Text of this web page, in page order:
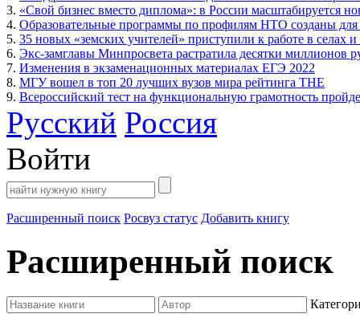
3. «Свой бизнес вместо диплома»: в России масштабируется
4. Образовательные программы по профилям НТО созданы для
5. 35 новых «земских учителей» приступили к работе в селах
6. Экс-замглавы Минпросвета растратила десятки миллионов
7. Изменения в экзаменационных материалах ЕГЭ 2022
8. МГУ вошел в топ 20 лучших вузов мира рейтинга THE
9. Всероссийский тест на функциональную грамотность
Русский Россия
Войти
Расширенный поиск Росвуз статус Добавить книгу
Расширенный поиск